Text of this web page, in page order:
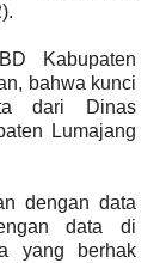
Kabupaten
bahwa kunci
dari Dinas
Lumajang
dengan data
data di
yang berhak